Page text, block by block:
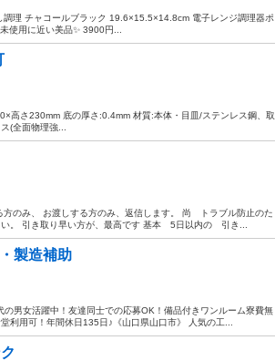
理 チャコールブラック 19.6×15.5×14.8cm 電子レンジ調理器ポ
使用に近い美品✨️ 3900円...
高さ230mm 底の厚さ:0.4mm 材質:本体・目皿/ステンレス鋼、取
(全面物理強...
のみ、 お渡しする方のみ、返信します。 尚 トラブル防止のた
。 引き取り早い方が、最高です 基本 5日以内の 引き...
製造補助
男女活躍中！友達同士での応募OK！備品付きワンルーム寮費無
用可！年間休日135日♪《山口県山口市》 人気の工...